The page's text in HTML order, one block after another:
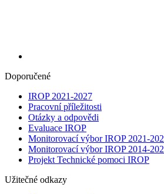
Doporučené
IROP 2021-2027
Pracovní příležitosti
Otázky a odpovědi
Evaluace IROP
Monitorovací výbor IROP 2021-
Monitorovací výbor IROP 2014-
Projekt Technické pomoci IROP
Užitečné odkazy